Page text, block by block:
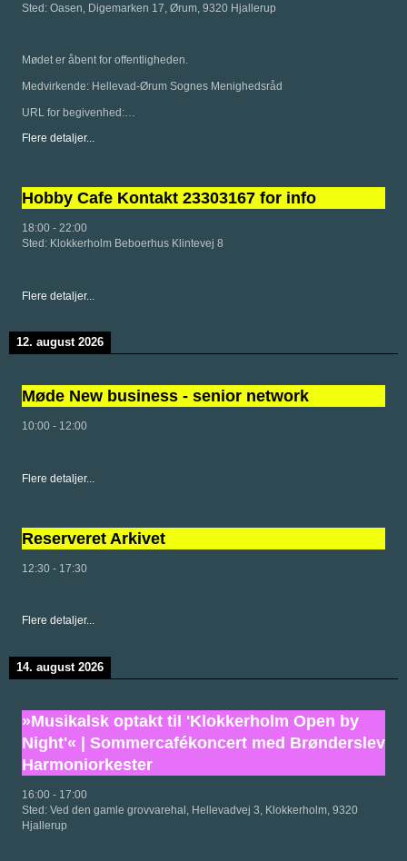
Sted: Oasen, Digemarken 17, Ørum, 9320 Hjallerup
Mødet er åbent for offentligheden.
Medvirkende: Hellevad-Ørum Sognes Menighedsråd
URL for begivenhed:…
Flere detaljer...
Hobby Cafe Kontakt 23303167 for info
18:00 - 22:00
Sted: Klokkerholm Beboerhus Klintevej 8
Flere detaljer...
12. august 2026
Møde New business - senior network
10:00 - 12:00
Flere detaljer...
Reserveret Arkivet
12:30 - 17:30
Flere detaljer...
14. august 2026
»Musikalsk optakt til 'Klokkerholm Open by
Night'« | Sommercafékoncert med Brønderslev
Harmoniorkester
16:00 - 17:00
Sted: Ved den gamle grovvarehal, Hellevadvej 3, Klokkerholm, 9320
Hjallerup